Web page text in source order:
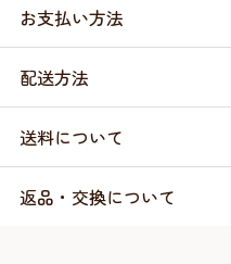
お支払い方法
配送方法
送料について
返品・交換について